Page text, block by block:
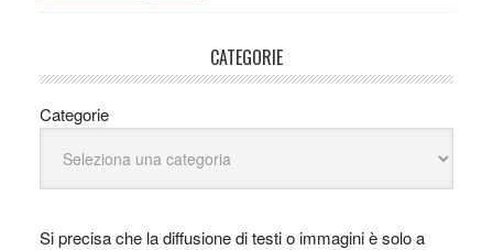
CATEGORIE
Categorie
Si precisa che la diffusione di testi o immagini è solo a